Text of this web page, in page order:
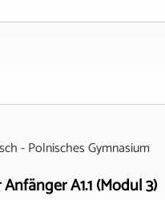
- Polnisches Gymnasium
A1.1 (Modul 3)